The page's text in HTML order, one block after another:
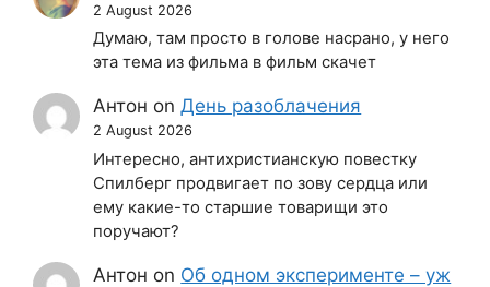
2 August 2026
Думаю, там просто в голове насрано, у него
эта тема из фильма в фильм скачет
Антон onДень разоблачения
2 August 2026
Интересно, антихристианскую повестку
Спилберг продвигает по зову сердца или
ему какие-то старшие товарищи это
поручают?
Антон on Об одном эксперименте – уж